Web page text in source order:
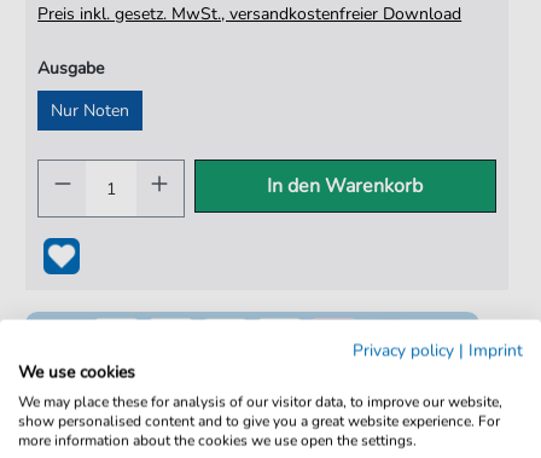
Preis inkl. gesetz. MwSt., versandkostenfreier Download
Ausgabe
Nur Noten
In den Warenkorb
100% Legal & Lizenziert
Privacy policy | Imprint
We use cookies
We may place these for analysis of our visitor data, to improve our website,
show personalised content and to give you a great website experience. For
more information about the cookies we use open the settings.